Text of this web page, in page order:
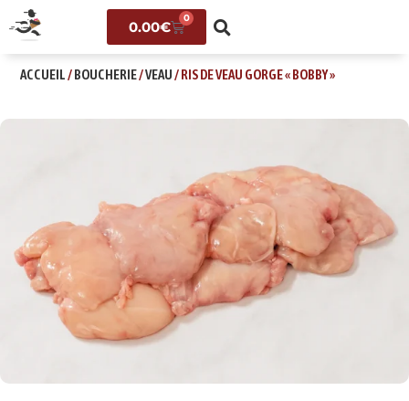
0.00€
0
ACCUEIL/BOUCHERIE/VEAU/ RIS DE VEAU GORGE « BOBBY »